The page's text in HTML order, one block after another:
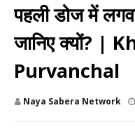
पहली डोज में
जानिए क्यों? |
Purvanchal
Naya Sabera Network